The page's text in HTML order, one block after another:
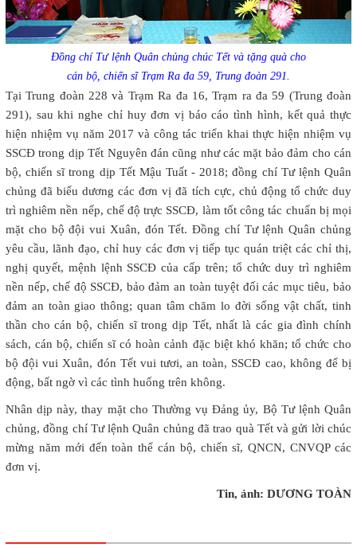
Đồng chí Tư lệnh Quân chủng chúc Tết và tặng quà cho
cán bộ, chiến sĩ Trạm Ra đa 59, Trung đoàn 291.
Tại Trung đoàn 228 và Trạm Ra đa 16, Trạm ra đa 59 (Trung đoàn
291), sau khi nghe chỉ huy đơn vị báo cáo tình hình, kết quả thực
hiện nhiệm vụ năm 2017 và công tác triển khai thực hiện nhiệm vụ
SSCĐ trong dịp Tết Nguyên đán cũng như các mặt bảo đảm cho cán
bộ, chiến sĩ trong dịp Tết Mậu Tuất - 2018; đồng chí Tư lệnh Quân
chủng đã biểu dương các đơn vị đã tích cực, chủ động tổ chức duy
trì nghiêm nền nếp, chế độ trực SSCĐ, làm tốt công tác chuẩn bị mọi
mặt cho bộ đội vui Xuân, đón Tết. Đồng chí Tư lệnh Quân chủng
yêu cầu, lãnh đạo, chỉ huy các đơn vị tiếp tục quán triệt các chỉ thị,
nghị quyết, mệnh lệnh SSCĐ của cấp trên; tổ chức duy trì nghiêm
nền nếp, chế độ SSCĐ, bảo đảm an toàn tuyệt đối các mục tiêu, bảo
đảm an toàn giao thông; quan tâm chăm lo đời sống vật chất, tinh
thần cho cán bộ, chiến sĩ trong dịp Tết, nhất là các gia đình chính
sách, cán bộ, chiến sĩ có hoàn cảnh đặc biệt khó khăn; tổ chức cho
bộ đội vui Xuân, đón Tết vui tươi, an toàn, SSCĐ cao, không để bị
động, bất ngờ vì các tình huống trên không.
Nhân dịp này, thay mặt cho Thường vụ Đảng ủy, Bộ Tư lệnh Quân
chủng, đồng chí Tư lệnh Quân chủng đã trao quà Tết và gửi lời chúc
mừng năm mới đến toàn thể cán bộ, chiến sĩ, QNCN, CNVQP các
đơn vị.
Tin, ảnh: DƯƠNG TOÀN